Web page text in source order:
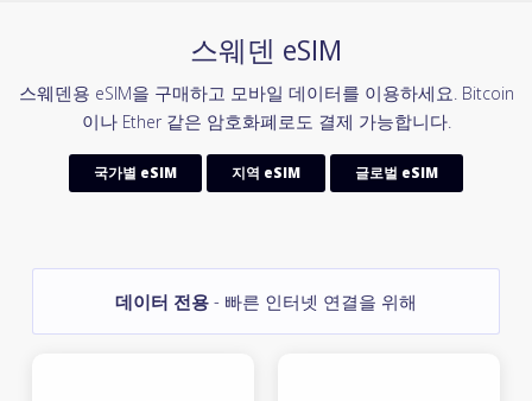
스웨덴 eSIM
스웨덴용 eSIM을 구매하고 모바일 데이터를 이용하세요. Bitcoin
이나 Ether 같은 암호화폐로도 결제 가능합니다.
국가별 eSIM 지역 eSIM 글로벌 eSIM
데이터 전용 - 빠른 인터넷 연결을 위해